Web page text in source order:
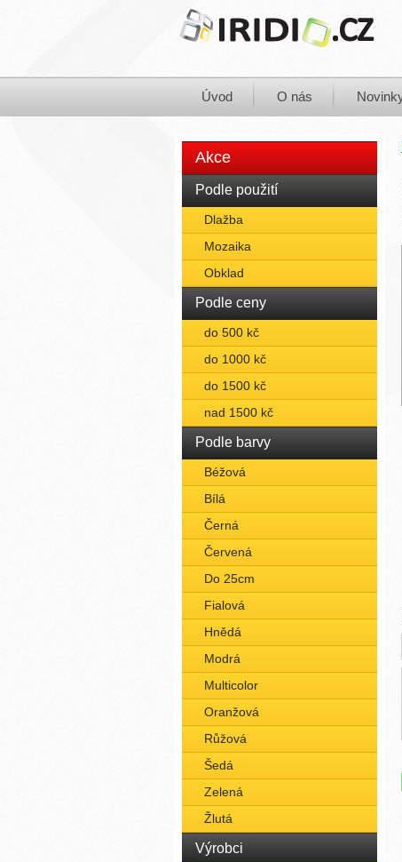
Úvod O nás
Akce
Podle použití
Dlažba
Mozaika
Obklad
Podle ceny
do 500 kč
do 1000 kč
do 1500 kč
nad 1500 kč
Podle barvy
Béžová
Bílá
Černá
Červená
Do 25cm
Fialová
Hnědá
Modrá
Multicolor
Oranžová
Růžová
Šedá
Zelená
Žlutá
Výrobci